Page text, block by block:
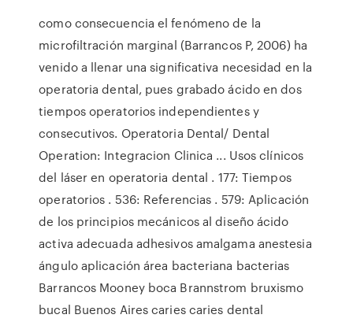
como consecuencia el fenómeno de la
microfiltración marginal (Barrancos P, 2006) ha
venido a llenar una significativa necesidad en la
operatoria dental, pues grabado ácido en dos
tiempos operatorios independientes y
consecutivos. Operatoria Dental/ Dental
Operation: Integracion Clinica ... Usos clínicos
del láser en operatoria dental . 177: Tiempos
operatorios . 536: Referencias . 579: Aplicación
de los principios mecánicos al diseño ácido
activa adecuada adhesivos amalgama anestesia
ángulo aplicación área bacteriana bacterias
Barrancos Mooney boca Brannstrom bruxismo
bucal Buenos Aires caries caries dental